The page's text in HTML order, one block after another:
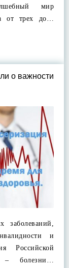
мир
от трех до…
о важности
заболеваний,
и
Российской
– болезни…